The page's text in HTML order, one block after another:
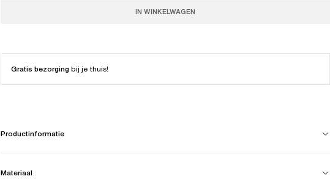
IN WINKELWAGEN
Gratis bezorgingbij je thuis!
Productinformatie
Materiaal